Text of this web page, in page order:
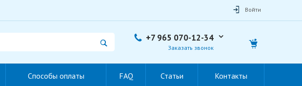
Войти
+7 965 070-12-34
Заказать звонок
Способы оплаты FAQ Статьи Контакты